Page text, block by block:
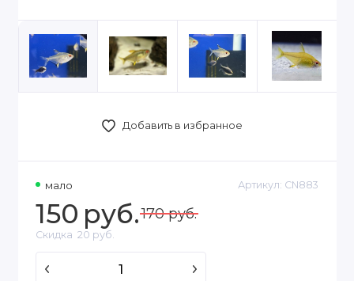
Добавить в избранное
мало Артикул: CN883
150 руб.170 руб.
Скидка 20 руб.